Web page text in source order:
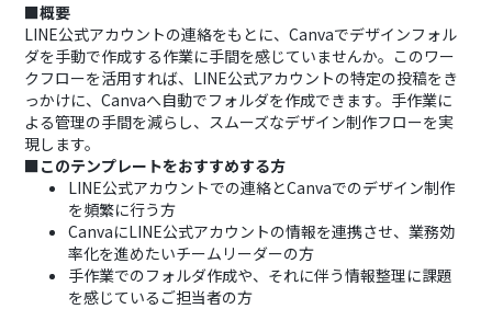
■概要
LINE公式アカウントの連絡をもとに、Canvaでデザインフォル
ダを手動で作成する作業に手間を感じていませんか。このワー
クフローを活用すれば、LINE公式アカウントの特定の投稿をき
っかけに、Canvaへ自動でフォルダを作成できます。手作業に
よる管理の手間を減らし、スムーズなデザイン制作フローを実
現します。
■このテンプレートをおすすめする方
LINE公式アカウントでの連絡とCanvaでのデザイン制作
を頻繁に行う方
CanvaにLINE公式アカウントの情報を連携させ、業務効
率化を進めたいチームリーダーの方
手作業でのフォルダ作成や、それに伴う情報整理に課題
を感じているご担当者の方